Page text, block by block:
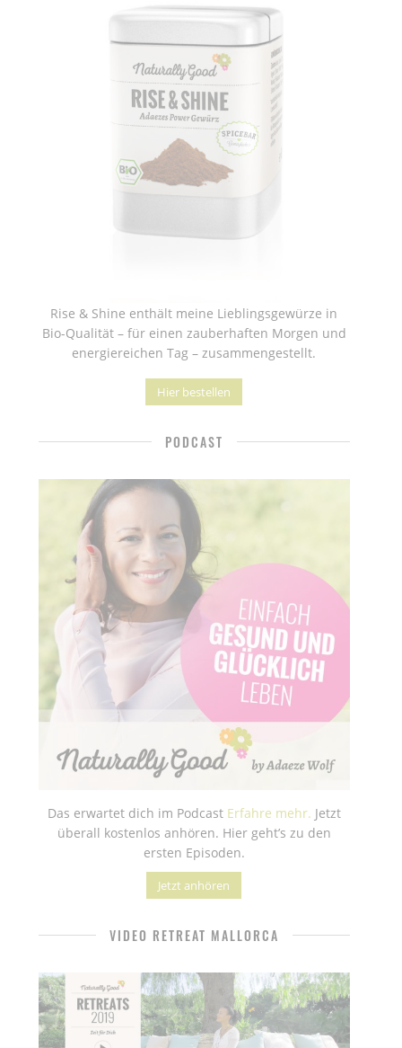
Rise & Shine enthält meine Lieblingsgewürze in
Bio-Qualität – für einen zauberhaften Morgen und
energiereichen Tag – zusammengestellt.
Hier bestellen
PODCAST
Das erwartet dich im Podcast Erfahre mehr. Jetzt
überall kostenlos anhören. Hier geht’s zu den
ersten Episoden.
Jetzt anhören
VIDEO RETREAT MALLORCA